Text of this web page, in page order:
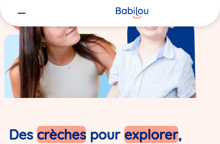
Des crèchespour explorer,